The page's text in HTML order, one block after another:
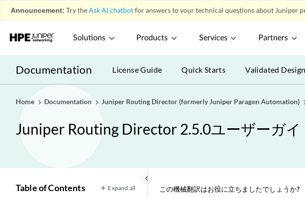
Announcement: Try theAsk AI chatbotfor answers to your technical questions about Juniper
Solutions Products Services Partners
Documentation License Guide Quick Starts Validated
Home Documentation Juniper Routing Director (formerly Juniper Paragon Automation)
Juniper Routing Director 2.5.0ユーザーガイ
keyboard_arrow_left
Table of Contents Expand all この機械翻訳はお役に立ちましたでしょうか?